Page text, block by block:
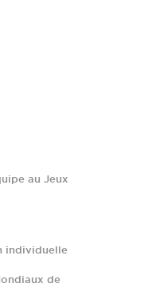
au Jeux
individuelle
de